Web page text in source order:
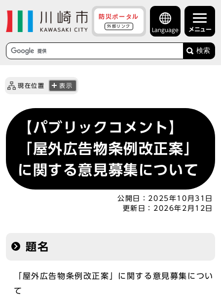
防災ポータル
外部リンク
Language メニュー
検索
現在位置 表示
【パブリックコメント】
「屋外広告物条例改正案」
に関する意見募集について
公開日： 2025年10月31日
更新日： 2026年2月12日
題名
「屋外広告物条例改正案」に関する意見募集につい
て